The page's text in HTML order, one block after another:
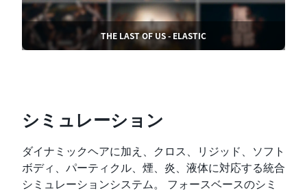
THE LAST OF US - ELASTIC
シミュレーション
ダイナミックヘアに加え、クロス、リジッド、ソフト
ボディ、パーティクル、煙、炎、液体に対応する統合
シミュレーションシステム。 フォースベースのシミ